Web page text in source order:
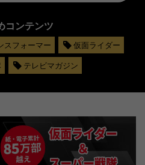
コンテンツ
スフォーマー
仮面ライダー
テレビマガジン